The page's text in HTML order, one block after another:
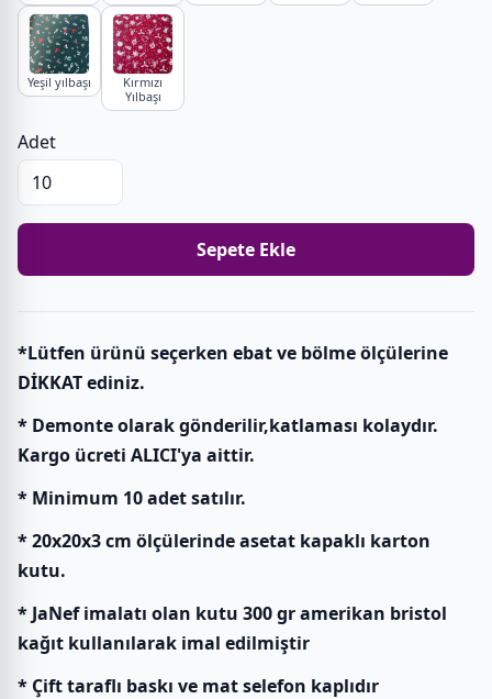
Yeşil yılbaşı
Kırmızı
Yılbaşı
Adet
Sepete Ekle
*Lütfen ürünü seçerken ebat ve bölme ölçülerine
DİKKAT ediniz.
* Demonte olarak gönderilir,katlaması kolaydır.
Kargo ücreti ALICI'ya aittir.
* Minimum 10 adet satılır.
* 20x20x3 cm ölçülerinde asetat kapaklı karton
kutu.
* JaNef imalatı olan kutu 300 gr amerikan bristol
kağıt kullanılarak imal edilmiştir
* Çift taraflı baskı ve mat selefon kaplıdır